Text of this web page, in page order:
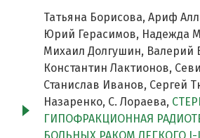
Татьяна Борисова, Ариф
Юрий Герасимов, Надежда
Михаил Долгушин, Валерий
Константин Лактионов,
Станислав Иванов, Сергей
Назаренко, С. Лораева,
ГИПОФРАКЦИОННАЯ